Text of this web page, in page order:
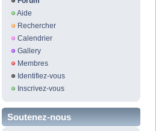
Aide
Rechercher
Calendrier
Gallery
Membres
Identifiez-vous
Inscrivez-vous
Soutenez-nous